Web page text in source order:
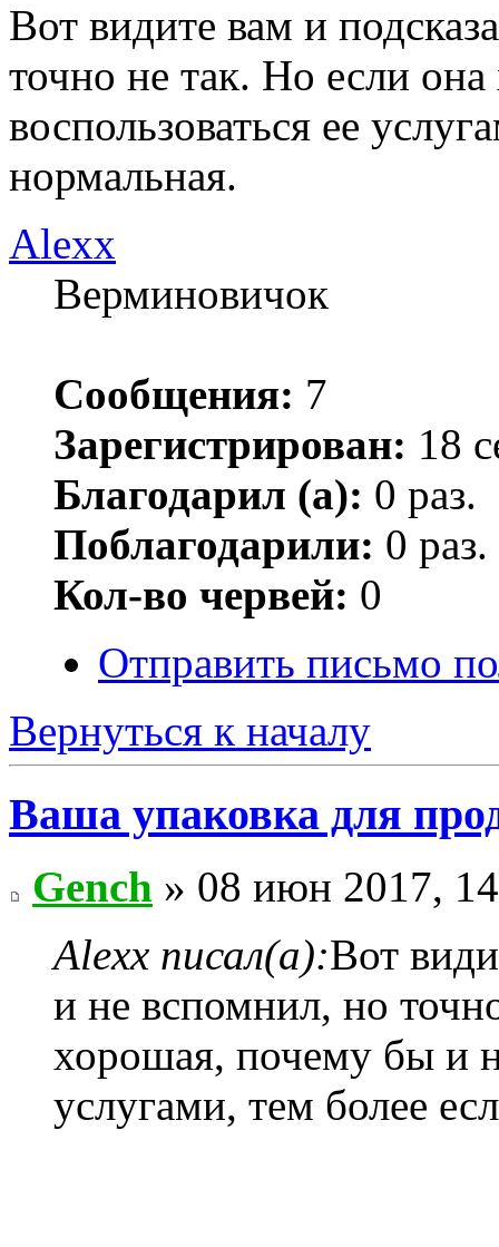
Вот видите вам и
точно не так. Но если
воспользоваться ее
нормальная.
Alexx
Верминовичок
Сообщения: 7
Зарегистрирован: 18
Благодарил (а): 0 раз.
Поблагодарили: 0 раз.
Кол-во червей: 0
Отправить письмо
Вернуться к началу
Ваша упаковка для
Gench » 08 июн 2017,
Alexx писал(а):Вот
и не вспомнил, но
хорошая, почему бы и
услугами, тем более